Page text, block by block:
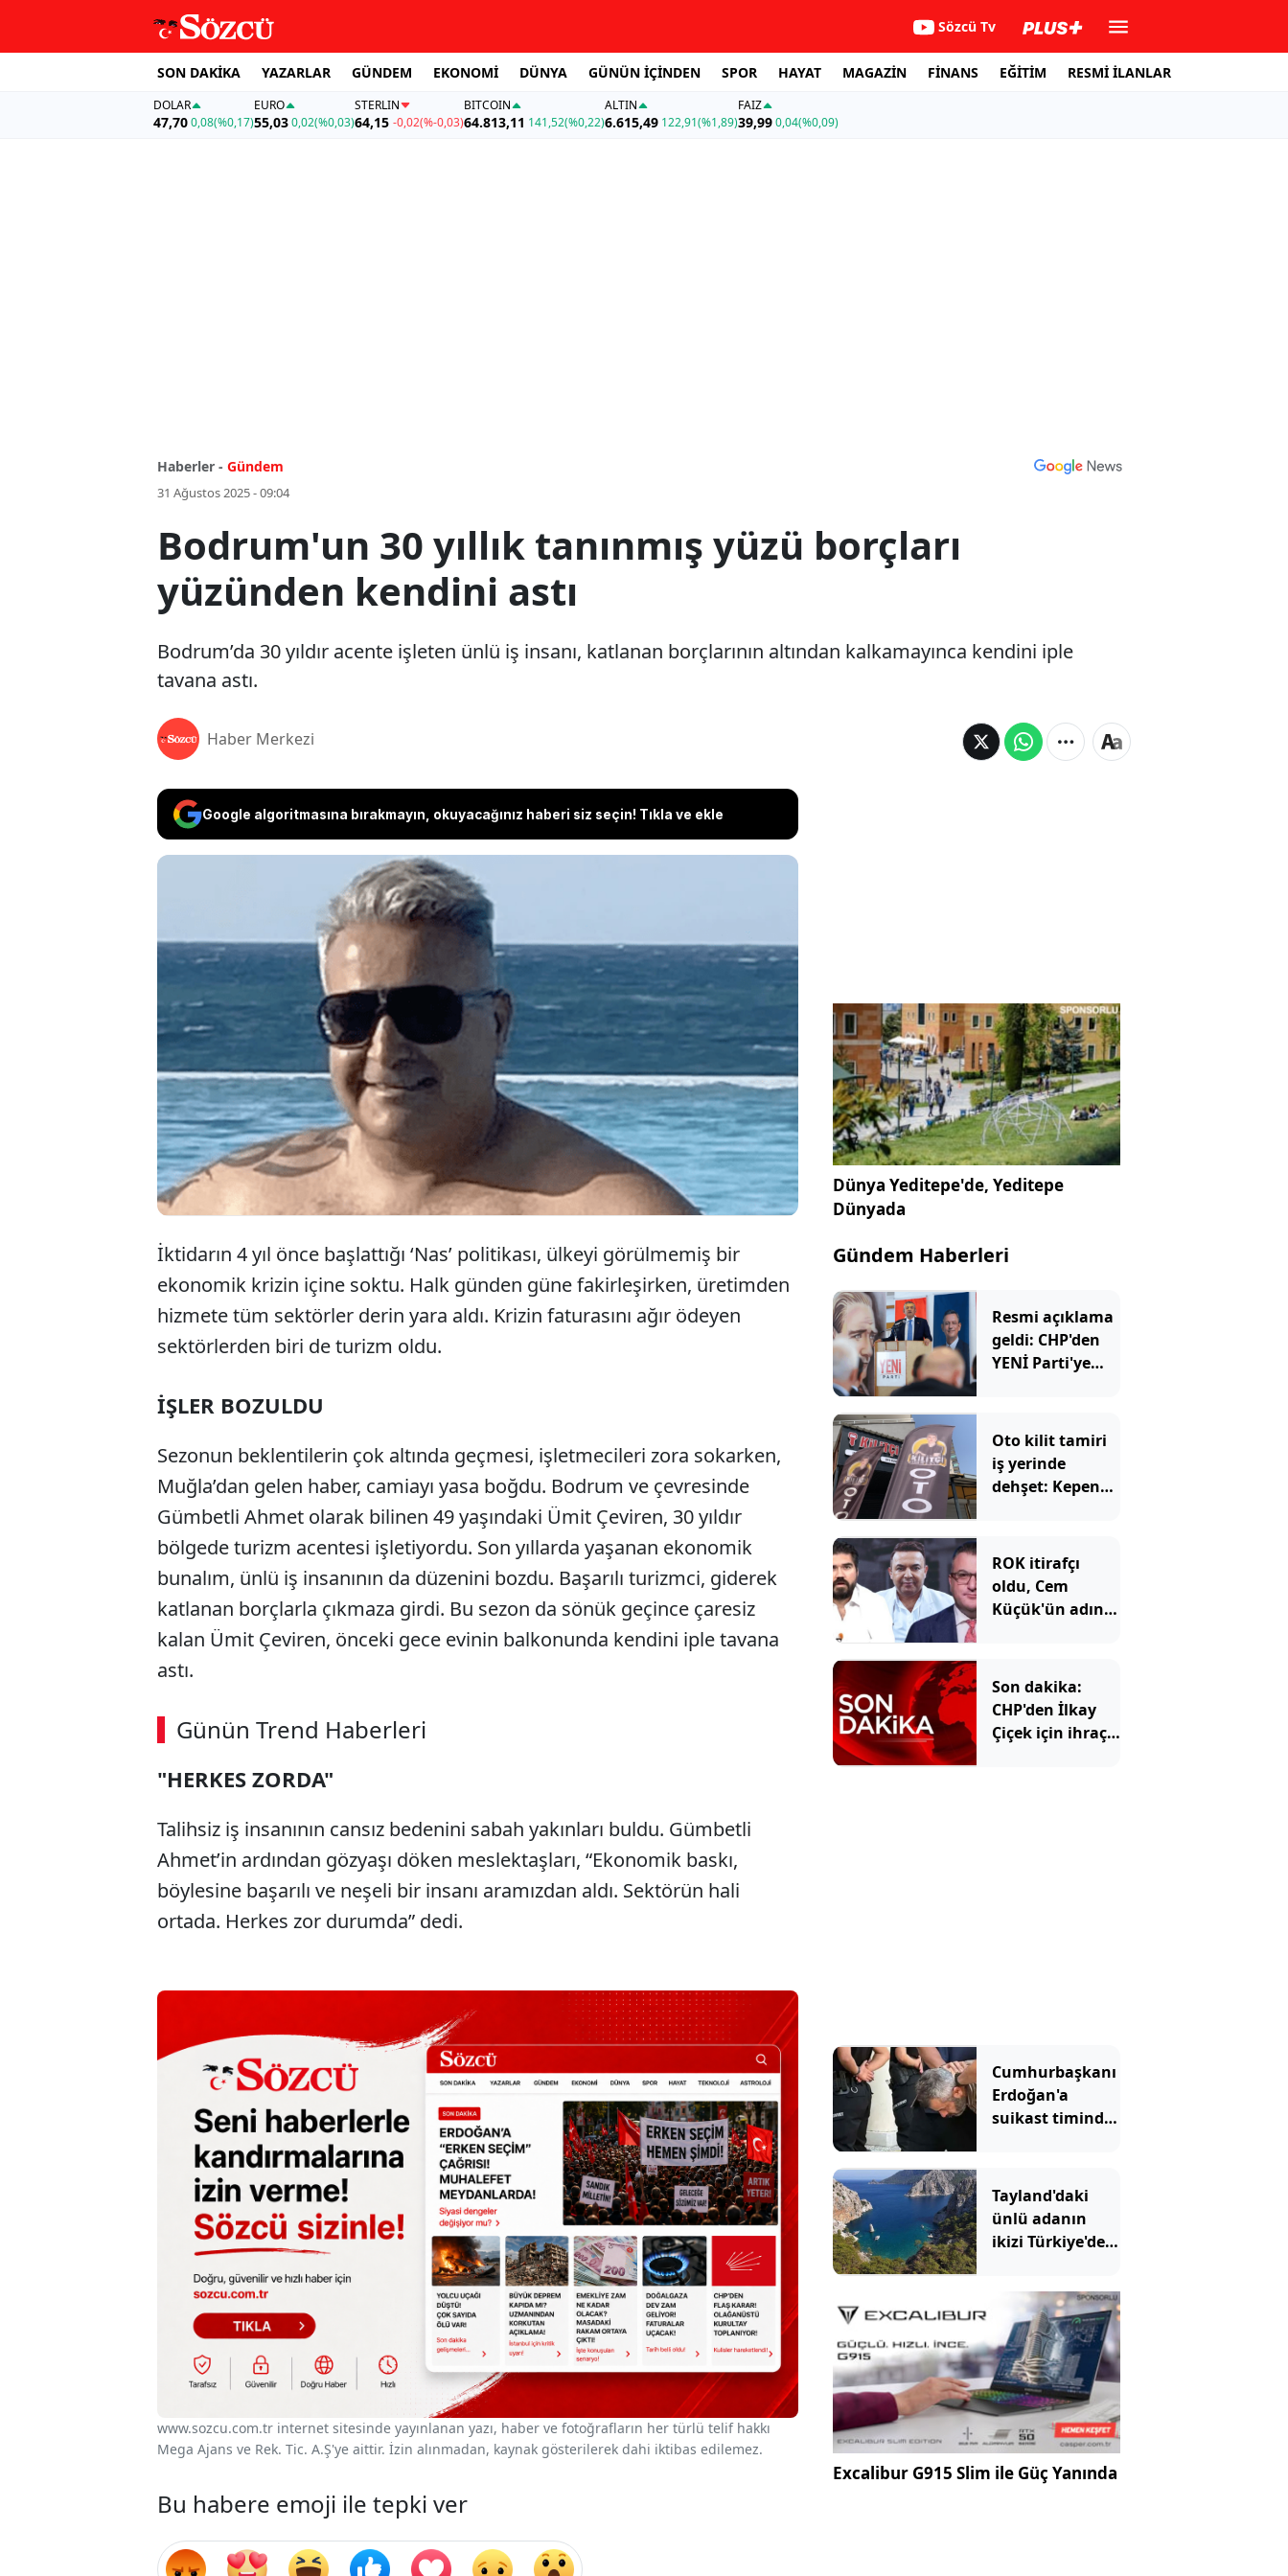
Sözcü Tv
SON DAKİKA YAZARLAR GÜNDEM EKONOMİ DÜNYA GÜNÜN İÇİNDEN SPOR HAYAT MAGAZİN FİNANS EĞİTİM RESMİ İLANLAR
DOLAR
47,700,08(%0,17)
EURO
55,03 0,02(%0,03)
STERLIN
64,15 -0,02(%-0,03)
BITCOIN
64.813,11 141,52(%0,22)
ALTIN
6.615,49 122,91(%1,89)
FAİZ
39,990,04(%0,09)
Haberler - Gündem
31 Ağustos 2025 - 09:04
Bodrum'un 30 yıllık tanınmış yüzü borçları
yüzünden kendini astı
Bodrum’da 30 yıldır acente işleten ünlü iş insanı, katlanan borçlarının altından kalkamayınca kendini iple
tavana astı.
Haber Merkezi
Google algoritmasına bırakmayın, okuyacağınız haberi siz seçin! Tıkla ve ekle
Bodrum’da 30 yıldır acente işleten ünlü iş insanı,
katlanan borçlarının altından kalkamayınca
kendini iple tavana astı.
İktidarın 4 yıl önce başlattığı ‘Nas’ politikası, ülkeyi görülmemiş bir
ekonomik krizin içine soktu. Halk günden güne fakirleşirken, üretimden
hizmete tüm sektörler derin yara aldı. Krizin faturasını ağır ödeyen
sektörlerden biri de turizm oldu.
İŞLER BOZULDU
Sezonun beklentilerin çok altında geçmesi, işletmecileri zora sokarken,
Muğla’dan gelen haber, camiayı yasa boğdu. Bodrum ve çevresinde
Gümbetli Ahmet olarak bilinen 49 yaşındaki Ümit Çeviren, 30 yıldır
bölgede turizm acentesi işletiyordu. Son yıllarda yaşanan ekonomik
bunalım, ünlü iş insanının da düzenini bozdu. Başarılı turizmci, giderek
katlanan borçlarla çıkmaza girdi. Bu sezon da sönük geçince çaresiz
kalan Ümit Çeviren, önceki gece evinin balkonunda kendini iple tavana
astı.
Günün Trend Haberleri
00:02 / 02:14
"HERKES ZORDA"
Talihsiz iş insanının cansız bedenini sabah yakınları buldu. Gümbetli
Ahmet’in ardından gözyaşı döken meslektaşları, “Ekonomik baskı,
böylesine başarılı ve neşeli bir insanı aramızdan aldı. Sektörün hali
ortada. Herkes zor durumda” dedi.
www.sozcu.com.tr internet sitesinde yayınlanan yazı, haber ve fotoğrafların her türlü telif hakkı
Mega Ajans ve Rek. Tic. A.Ş'ye aittir. İzin alınmadan, kaynak gösterilerek dahi iktibas edilemez.
Bu habere emoji ile tepki ver
Dünya Yeditepe'de, Yeditepe
Dünyada
Gündem Haberleri
Resmi açıklama
geldi: CHP'den
YENİ Parti'ye
Oto kilit tamiri
iş yerinde
dehşet: Kepeng
ROK itirafçı
oldu, Cem
Küçük'ün adını
Son dakika:
CHP'den İlkay
Çiçek için ihraç
Cumhurbaşkanı
Erdoğan'a
suikast timinde
ablası da
gözaltına alındı
Tayland'daki
ünlü adanın
ikizi Türkiye'de
denizden
gidilebiliyor
Excalibur G915 Slim ile Güç Yanında